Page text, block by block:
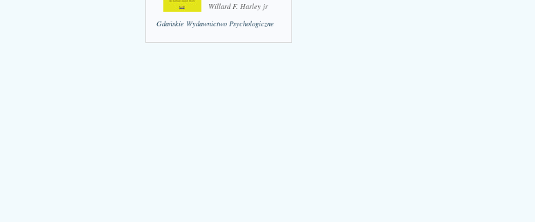
Willard F. Harley jr
Gdańskie Wydawnictwo Psychologiczne